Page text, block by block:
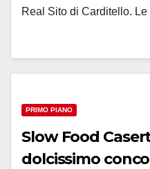
Real Sito di Carditello.
PRIMO PIANO
Slow Food
dolcissimo